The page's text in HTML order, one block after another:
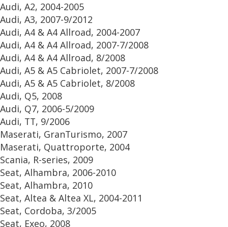
Audi, A2, 2004-2005
Audi, A3, 2007-9/2012
Audi, A4 & A4 Allroad, 2004-2007
Audi, A4 & A4 Allroad, 2007-7/2008
Audi, A4 & A4 Allroad, 8/2008
Audi, A5 & A5 Cabriolet, 2007-7/2008
Audi, A5 & A5 Cabriolet, 8/2008
Audi, Q5, 2008
Audi, Q7, 2006-5/2009
Audi, TT, 9/2006
Maserati, GranTurismo, 2007
Maserati, Quattroporte, 2004
Scania, R-series, 2009
Seat, Alhambra, 2006-2010
Seat, Alhambra, 2010
Seat, Altea & Altea XL, 2004-2011
Seat, Cordoba, 3/2005
Seat, Exeo, 2008